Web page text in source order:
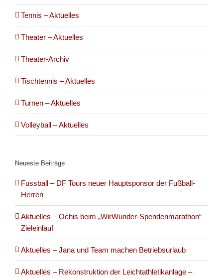
Tennis – Aktuelles
Theater – Aktuelles
Theater-Archiv
Tischtennis – Aktuelles
Turnen – Aktuelles
Volleyball – Aktuelles
Neueste Beiträge
Fussball – DF Tours neuer Hauptsponsor der Fußball-
Herren
Aktuelles – Ochis beim „WirWunder-Spendenmarathon“
Zieleinlauf
Aktuelles – Jana und Team machen Betriebsurlaub
Aktuelles – Rekonstruktion der Leichtathletikanlage –